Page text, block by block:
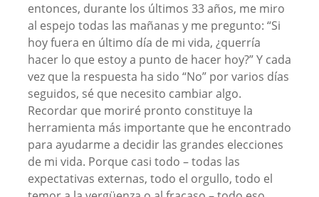
entonces, durante los últimos 33 años, me miro
al espejo todas las mañanas y me pregunto: “Si
hoy fuera en último día de mi vida, ¿querría
hacer lo que estoy a punto de hacer hoy?” Y cada
vez que la respuesta ha sido “No” por varios días
seguidos, sé que necesito cambiar algo.
Recordar que moriré pronto constituye la
herramienta más importante que he encontrado
para ayudarme a decidir las grandes elecciones
de mi vida. Porque casi todo – todas las
expectativas externas, todo el orgullo, todo el